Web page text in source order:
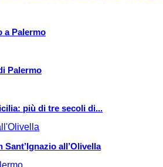
a Palermo
Palermo
più di tre secoli di...
Sant’Ignazio all’Olivella